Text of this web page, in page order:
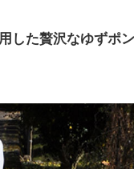
した贅沢なゆずポン